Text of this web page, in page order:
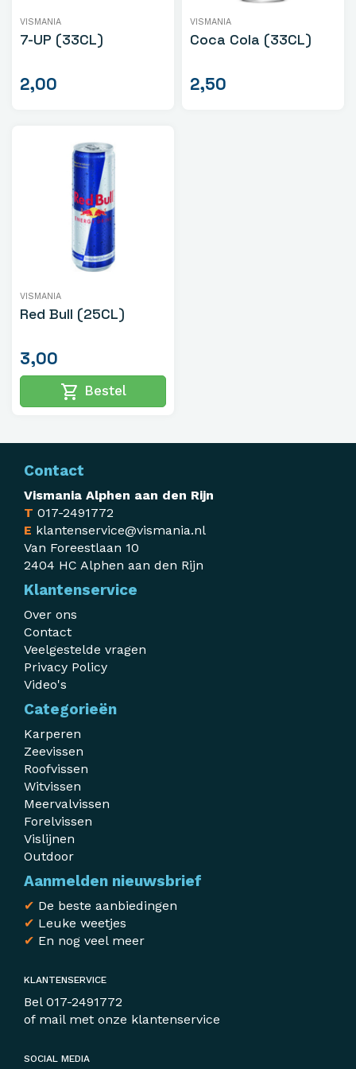
VISMANIA
7-UP (33CL)
2,00
VISMANIA
Coca Cola (33CL)
2,50
VISMANIA
Red Bull (25CL)
3,00
shopping_cart Bestel
Contact
Vismania Alphen aan den Rijn
T 017-2491772
E klantenservice@vismania.nl
Van Foreestlaan 10
2404 HC Alphen aan den Rijn
Klantenservice
Over ons
Contact
Veelgestelde vragen
Privacy Policy
Video's
Categorieën
Karperen
Zeevissen
Roofvissen
Witvissen
Meervalvissen
Forelvissen
Vislijnen
Outdoor
Aanmelden nieuwsbrief
✔ De beste aanbiedingen
✔ Leuke weetjes
✔ En nog veel meer
KLANTENSERVICE
Bel 017-2491772
of mail met onze klantenservice
SOCIAL MEDIA